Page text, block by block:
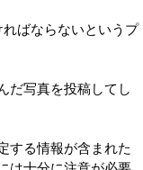
ばならないというプ
だ写真を投稿してし
する情報が含まれた